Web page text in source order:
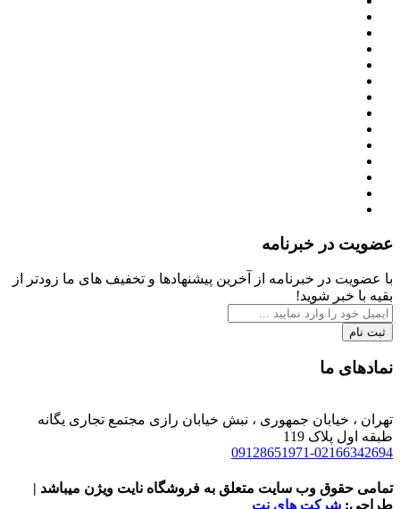
عضویت در خبرنامه
با عضویت در خبرنامه از آخرین پیشنهادها و تخفیف های ما زودتر از
بقیه با خبر شوید!
ثبت نام
نمادهای ما
تهران ، خیابان جمهوری ، نبش خیابان رازی مجتمع تجاری یگانه
طبقه اول پلاک 119
09128651971-02166342694
تمامی حقوق وب سایت متعلق به فروشگاه نایت ویژن میباشد |
طراحی: شرکت های نت